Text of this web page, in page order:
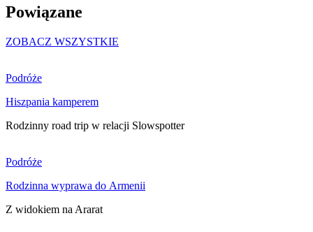
Powiązane
ZOBACZ WSZYSTKIE
Podróże
Hiszpania kamperem
Rodzinny road trip w relacji Slowspotter
Podróże
Rodzinna wyprawa do Armenii
Z widokiem na Ararat